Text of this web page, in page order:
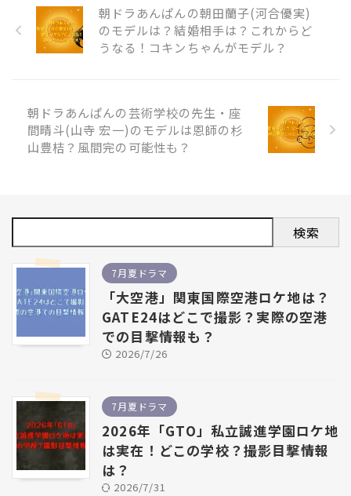
朝ドラあんぱんの朝田蘭子(河合優実)
のモデルは？結婚相手は？これからど
うなる！コキンちゃんがモデル？
朝ドラあんぱんの芸術学校の先生・座
間晴斗(山寺 宏一)のモデルは恩師の杉
山豊桔？風間完の可能性も？
検索
7月夏ドラマ
「大空港」関東国際空港ロケ地は？
GATE24はどこで撮影？実際の空港
での目撃情報も？
2026/7/26
7月夏ドラマ
2026年「GTO」私立誠進学園ロケ地
は実在！どこの学校？撮影目撃情報
は？
2026/7/31